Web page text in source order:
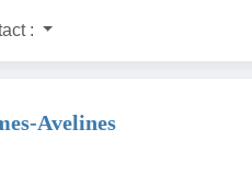
:
Avelines